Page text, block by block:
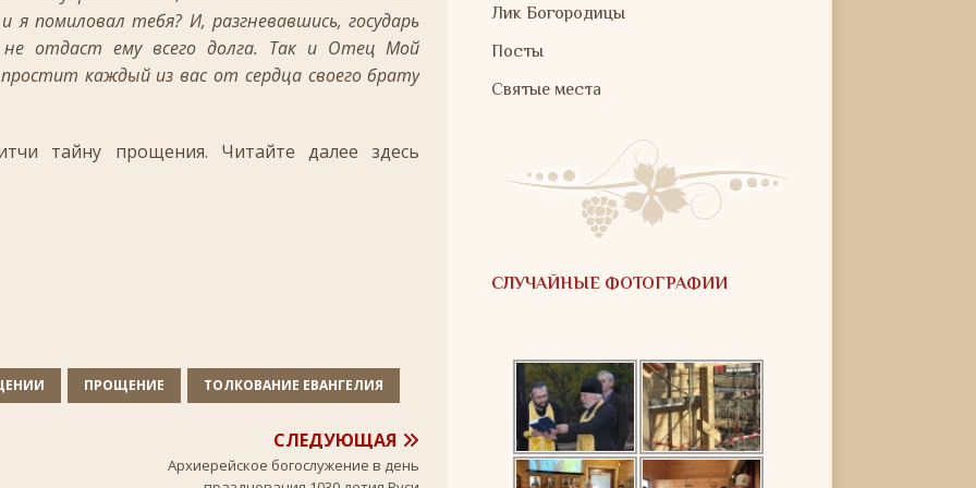
+
воскресенье, 16 ноября 2025 года: что будет в храме?
Божией Матери
ЛИК БОГОРОДИЦЫ
9 августа 2026 года: что будет в храме?
помиловал тебя? И, разгневавшись, государь
не отдаст ему всего долга. Так и Отец Мой
каждый из вас от сердца своего брату
тайну прощения. Читайте далее здесь
ПРОЩЕНИЕ ТОЛКОВАНИЕ ЕВАНГЕЛИЯ
СЛЕДУЮЩАЯ
Архиерейское богослужение в день
Лик Богородицы
Посты
Святые места
СЛУЧАЙНЫЕ ФОТОГРАФИИ